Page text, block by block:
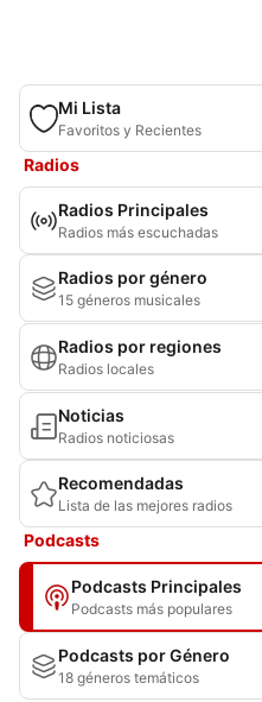
Mi Lista
Favoritos y Recientes
Radios
Radios Principales
Radios más escuchadas
Radios por género
15 géneros musicales
Radios por regiones
Radios locales
Noticias
Radios noticiosas
Recomendadas
Lista de las mejores radios
Podcasts
Podcasts Principales
Podcasts más populares
Podcasts por Género
18 géneros temáticos